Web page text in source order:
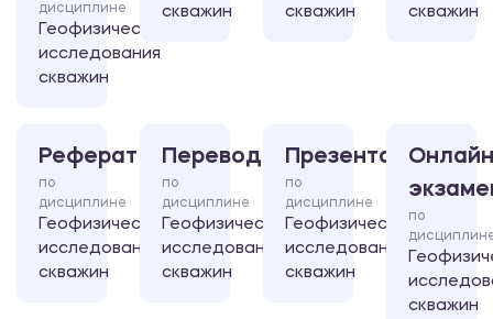
дисциплине
Геофизические
исследования
скважин
скважин
скважин
скважин
Реферат
по
дисциплине
Геофизические
исследования
скважин
Перевод
по
дисциплине
Геофизические
исследования
скважин
Презентация
по
дисциплине
Геофизические
исследования
скважин
по
скважин